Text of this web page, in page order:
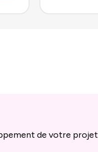
de votre projet